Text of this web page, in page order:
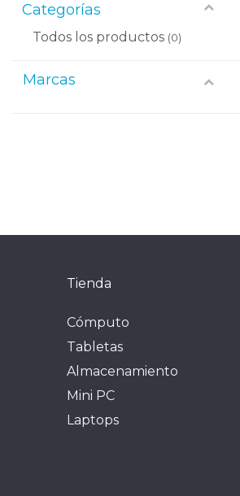
Categorías
Todos los productos (0)
Marcas
Tienda
Cómputo
Tabletas
Almacenamiento
Mini PC
Laptops